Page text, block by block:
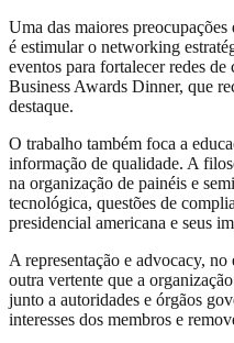
Uma das maiores
é estimular o networking
eventos para fortalecer redes
Business Awards Dinner, que
destaque.
O trabalho também foca a
informação de qualidade. A
na organização de painéis e
tecnológica, questões de
presidencial americana e seus
A representação e advocacy,
outra vertente que a
junto a autoridades e órgãos
interesses dos membros e